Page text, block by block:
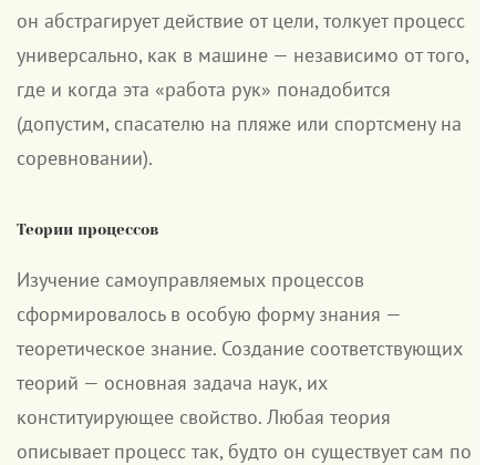
он абстрагирует действие от цели, толкует процесс
универсально, как в машине — независимо от того,
где и когда эта «работа рук» понадобится
(допустим, спасателю на пляже или спортсмену на
соревновании).
Теории процессов
Изучение самоуправляемых процессов
сформировалось в особую форму знания —
теоретическое знание. Создание соответствующих
теорий — основная задача наук, их
конституирующее свойство. Любая теория
описывает процесс так, будто он существует сам по